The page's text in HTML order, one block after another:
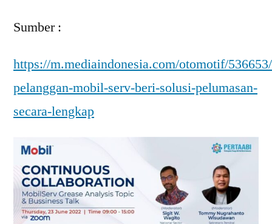
Sumber :
https://m.mediaindonesia.com/otomotif/
pelanggan-mobil-serv-beri-solusi-pelumasan-
secara-lengkap